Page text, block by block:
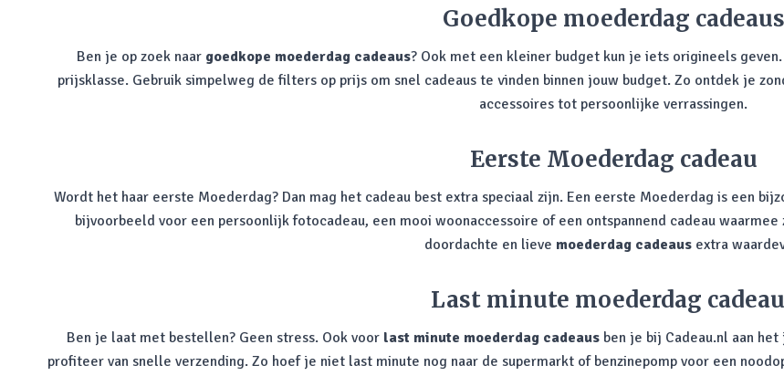
Goedkope moederdag cadeaus
Ben je op zoek naar goedkope moederdag cadeaus? Ook met een kleiner budget kun je iets origineels
prijsklasse. Gebruik simpelweg de filters op prijs om snel cadeaus te vinden binnen jouw budget. Zo ontdek je
accessoires tot persoonlijke verrassingen.
Eerste Moederdag cadeau
Wordt het haar eerste Moederdag? Dan mag het cadeau best extra speciaal zijn. Een eerste Moederdag is een
bijvoorbeeld voor een persoonlijk fotocadeau, een mooi woonaccessoire of een ontspannend cadeau
doordachte en lieve moederdag cadeaus extra
Last minute moederdag
Ben je laat met bestellen? Geen stress. Ook voor last minute moederdag cadeaus ben je bij Cadeau.nl aan
profiteer van snelle verzending. Zo hoef je niet last minute nog naar de supermarkt of benzinepomp voor een